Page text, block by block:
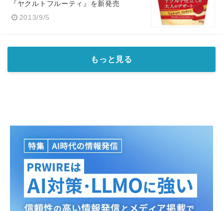
『ヤクルトフルーティ』を新発売
2013/9/5
もっと見る